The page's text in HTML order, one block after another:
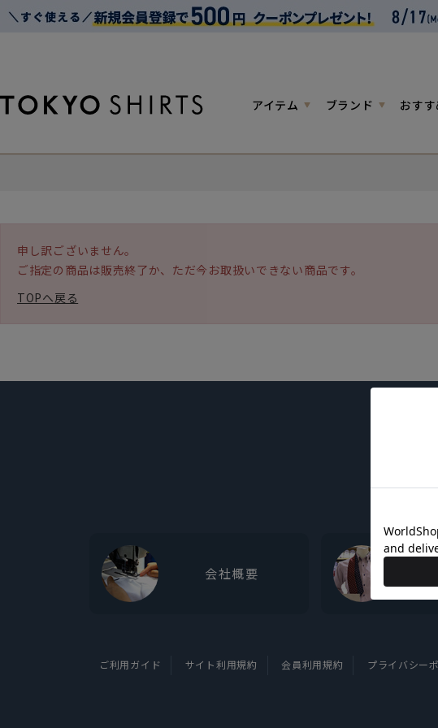
アイテム ブランド おすす
申し訳ございません。
ご指定の商品は販売終了か、ただ今お取扱いできない商品です。
TOPへ戻る
会社概要 東
ご利用ガイド サイト利用規約 会員利用規約 プライバシー